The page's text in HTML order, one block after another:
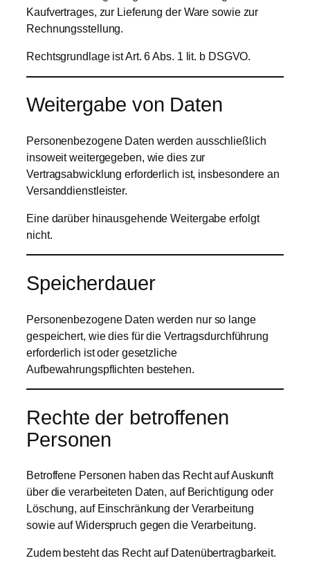
Kaufvertrages, zur Lieferung der Ware sowie zur
Rechnungsstellung.
Rechtsgrundlage ist Art. 6 Abs. 1 lit. b DSGVO.
Weitergabe von Daten
Personenbezogene Daten werden ausschließlich
insoweit weitergegeben, wie dies zur
Vertragsabwicklung erforderlich ist, insbesondere an
Versanddienstleister.
Eine darüber hinausgehende Weitergabe erfolgt
nicht.
Speicherdauer
Personenbezogene Daten werden nur so lange
gespeichert, wie dies für die Vertragsdurchführung
erforderlich ist oder gesetzliche
Aufbewahrungspflichten bestehen.
Rechte der betroffenen
Personen
Betroffene Personen haben das Recht auf Auskunft
über die verarbeiteten Daten, auf Berichtigung oder
Löschung, auf Einschränkung der Verarbeitung
sowie auf Widerspruch gegen die Verarbeitung.
Zudem besteht das Recht auf Datenübertragbarkeit.